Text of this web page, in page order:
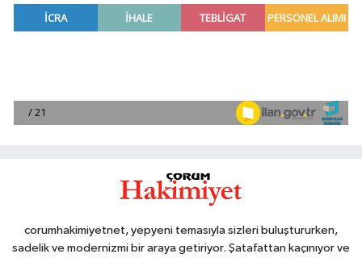
corumhakimiyetnet, yepyeni temasıyla sizleri buluştururken,
sadelik ve modernizmi bir araya getiriyor. Şatafattan kaçınıyor ve